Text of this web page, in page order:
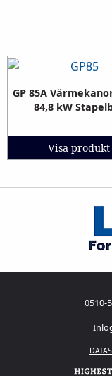
GP 85A
84,8 kW
Visa produkt
0510-